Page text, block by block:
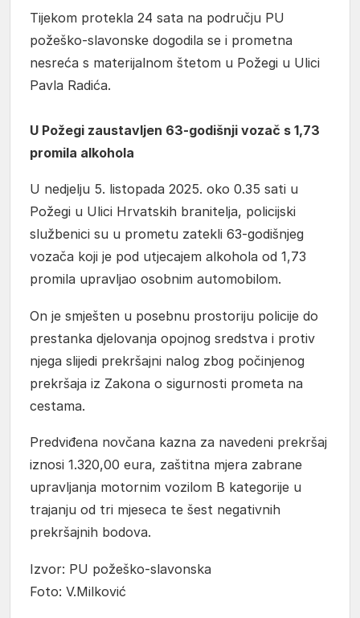
Tijekom protekla 24 sata na području PU
požeško-slavonske dogodila se i prometna
nesreća s materijalnom štetom u Požegi u Ulici
Pavla Radića.
U Požegi zaustavljen 63-godišnji vozač s 1,73
promila alkohola
U nedjelju 5. listopada 2025. oko 0.35 sati u
Požegi u Ulici Hrvatskih branitelja, policijski
službenici su u prometu zatekli 63-godišnjeg
vozača koji je pod utjecajem alkohola od 1,73
promila upravljao osobnim automobilom.
On je smješten u posebnu prostoriju policije do
prestanka djelovanja opojnog sredstva i protiv
njega slijedi prekršajni nalog zbog počinjenog
prekršaja iz Zakona o sigurnosti prometa na
cestama.
Predviđena novčana kazna za navedeni prekršaj
iznosi 1.320,00 eura, zaštitna mjera zabrane
upravljanja motornim vozilom B kategorije u
trajanju od tri mjeseca te šest negativnih
prekršajnih bodova.
Izvor: PU požeško-slavonska
Foto: V.Milković